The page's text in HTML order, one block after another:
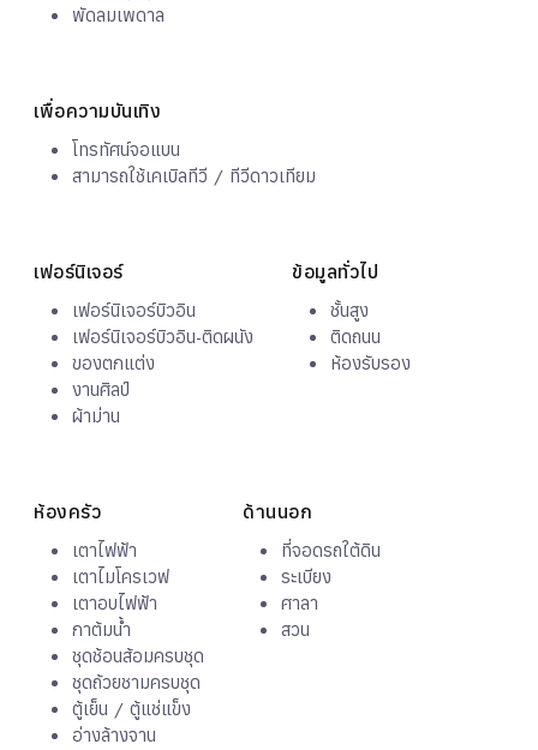
พัดลมเพดาล
เพื่อความบันเทิง
โทรทัศน์จอแบน
สามารถใช้เคเบิลทีวี / ทีวีดาวเทียม
เฟอร์นิเจอร์
เฟอร์นิเจอร์บิวอิน
เฟอร์นิเจอร์บิวอิน-ติดผนัง
ของตกแต่ง
งานศิลป์
ผ้าม่าน
ข้อมูลทั่วไป
ชั้นสูง
ติดถนน
ห้องรับรอง
ห้องครัว
เตาไฟฟ้า
เตาไมโครเวฟ
เตาอบไฟฟ้า
กาต้มน้ำ
ชุดช้อนส้อมครบชุด
ชุดถ้วยชามครบชุด
ตู้เย็น / ตู้แช่แข็ง
อ่างล้างจาน
ด้านนอก
ที่จอดรถใต้ดิน
ระเบียง
ศาลา
สวน